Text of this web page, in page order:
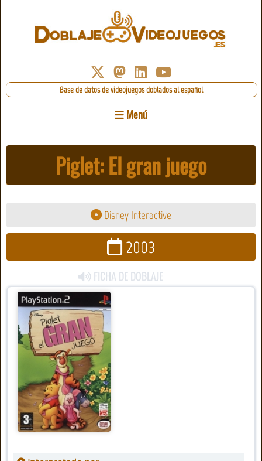
Base de datos de videojuegos doblados al español
Menú
Piglet: El gran juego
Disney Interactive
2003
FICHA DE DOBLAJE